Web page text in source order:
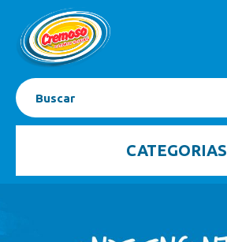
CATEGORIAS
INICIAL
PRODUTOS
A EMPRESA
SEJA FRANQUEADO
CONTATO